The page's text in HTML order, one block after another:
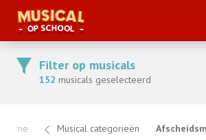
Filter op musicals
152 musicals geselecteerd
Home Musical categorieën